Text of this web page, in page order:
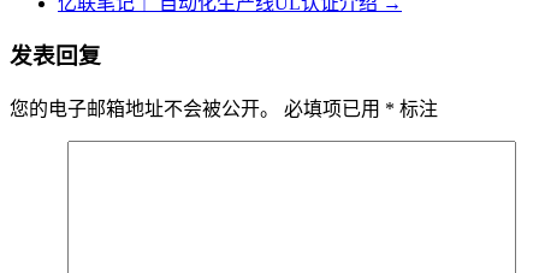
发表回复
您的电子邮箱地址不会被公开。 必填项已用 * 标注